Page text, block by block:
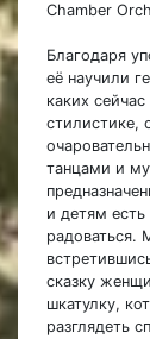
Chamber
Благодаря
её научили
каких
танцами и
и детям
радоваться.
сказку
шкатулку,
разглядеть